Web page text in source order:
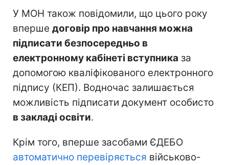
У МОН також повідомили, що цього року
вперше договір про навчання можна
підписати безпосередньо в
електронному кабінеті вступника за
допомогою кваліфікованого електронного
підпису (КЕП). Водночас залишається
можливість підписати документ особисто
в закладі освіти.
Крім того, вперше засобами ЄДЕБО
автоматично перевіряється військово-